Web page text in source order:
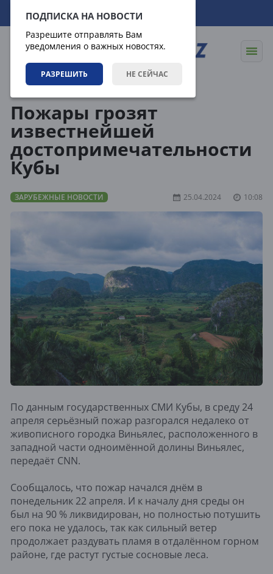
ПОДПИСКА НА НОВОСТИ
Разрешите отправлять Вам
уведомления о важных новостях.
РАЗРЕШИТЬ НЕ СЕЙЧАС
08.08.2026 01:37:50
Пожары грозят
известнейшей
достопримечательности
Кубы
ЗАРУБЕЖНЫЕ НОВОСТИ 25.04.2024 10:08
По данным государственных СМИ Кубы, в среду 24
апреля серьёзный пожар разгорался недалеко от
живописного городка Виньялес, расположенного в
западной части одноимённой долины Виньялес,
передаёт CNN.
Сообщалось, что пожар начался днём в
понедельник 22 апреля. И к началу дня среды он
был на 90 % ликвидирован, но полностью потушить
его пока не удалось, так как сильный ветер
продолжает раздувать пламя в отдалённом горном
районе, где растут густые сосновые леса.